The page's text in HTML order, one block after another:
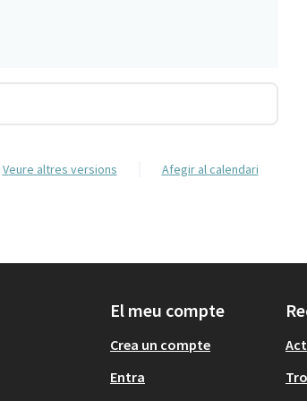
veure altres versions Afegir al calendari
El meu compte
Crea un compte
Entra